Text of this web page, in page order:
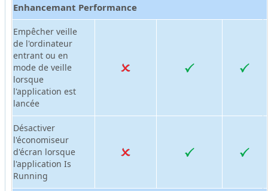
Enhancemant Performance
Empêcher veille
de l'ordinateur
entrant ou en
mode de veille
lorsque
l'application est
lancée
Désactiver
l'économiseur
d'écran lorsque
l'application Is
Running